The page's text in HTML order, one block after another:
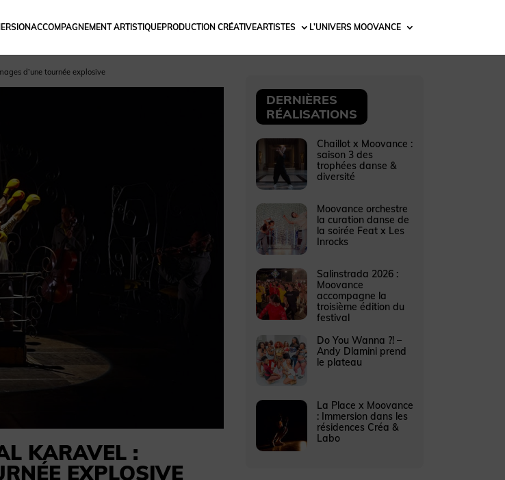
ACCOMPAGNEMENT ARTISTIQUEPRODUCTION CRÉATIVEARTISTES L’UNIVERS MOOVANCE
d’une tournée explosive
KARAVEL :
EXPLOSIVE
DERNIÈRES
RÉALISATIONS
Chaillot x Moovance :
saison 3 des
trophées danse &
diversité
Moovance orchestre
la curation danse de
la soirée Feat x Les
Inrocks
Salinstrada 2026 :
Moovance
accompagne la
troisième édition du
festival
Do You Wanna ?! –
Andy Dlamini prend
le plateau
La Place x Moovance
: Immersion dans les
résidences Créa &
Labo